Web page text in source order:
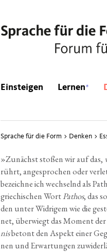
Einsteigen Lernen*
Sprache für die Form > Denken >
»Zunächst sto­ßen wir auf das,
rührt, ange­spro­chen oder
bezeich­ne ich wech­selnd als
grie­chi­schen WortPathos, das
den unter Wid­ri­gem wie die
net, über­wiegt das Moment
nisbetont den Aspekt einer
nen und Erwar­tun­gen